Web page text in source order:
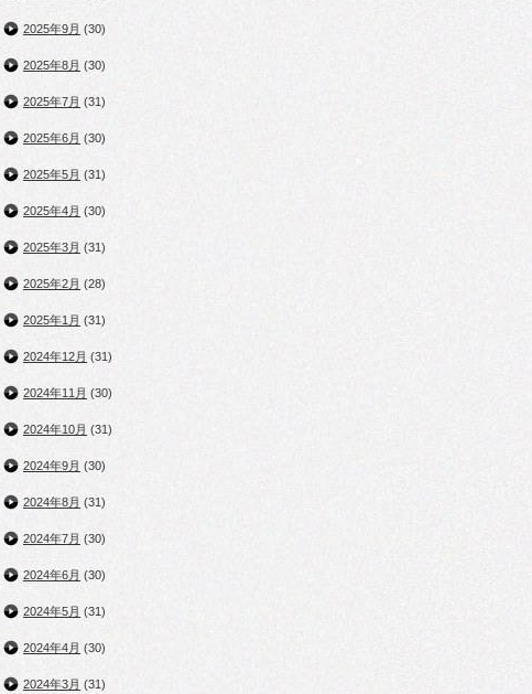
2025年9月 (30)
2025年8月 (30)
2025年7月 (31)
2025年6月 (30)
2025年5月 (31)
2025年4月 (30)
2025年3月 (31)
2025年2月 (28)
2025年1月 (31)
2024年12月 (31)
2024年11月 (30)
2024年10月 (31)
2024年9月 (30)
2024年8月 (31)
2024年7月 (30)
2024年6月 (30)
2024年5月 (31)
2024年4月 (30)
2024年3月 (31)